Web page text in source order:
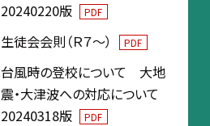
20240220版
PDF
生徒会会則（Ｒ７～） PDF
台風時の登校について 大地
震・大津波への対応について
20240318版
PDF